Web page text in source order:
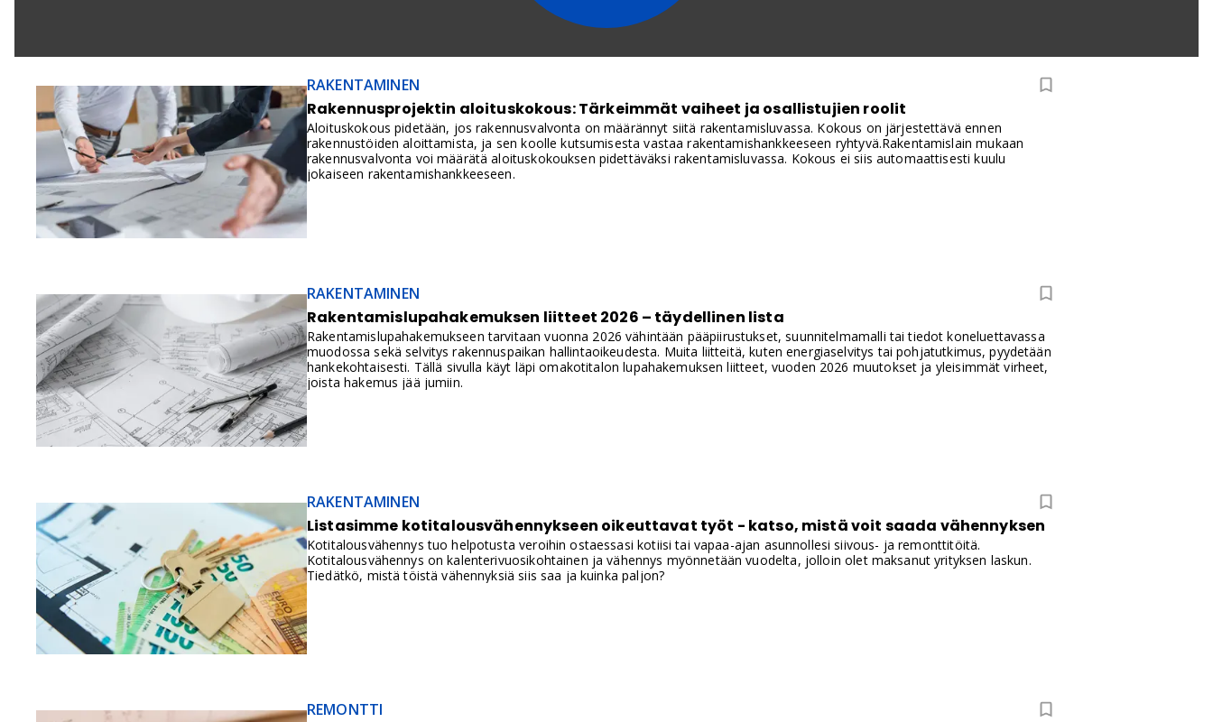
RAKENTAMINEN
Rakennusprojektin aloituskokous: Tärkeimmät vaiheet ja osallistujien roolit
Aloituskokous pidetään, jos rakennusvalvonta on määrännyt siitä rakentamisluvassa. Kokous on järjestettävä ennen
rakennustöiden aloittamista, ja sen koolle kutsumisesta vastaa rakentamishankkeeseen ryhtyvä.Rakentamislain mukaan
rakennusvalvonta voi määrätä aloituskokouksen pidettäväksi rakentamisluvassa. Kokous ei siis automaattisesti kuulu
jokaiseen rakentamishankkeeseen.
RAKENTAMINEN
Rakentamislupahakemuksen liitteet 2026 – täydellinen lista
Rakentamislupahakemukseen tarvitaan vuonna 2026 vähintään pääpiirustukset, suunnitelmamalli tai tiedot koneluettavassa
muodossa sekä selvitys rakennuspaikan hallintaoikeudesta. Muita liitteitä, kuten energiaselvitys tai pohjatutkimus, pyydetään
hankekohtaisesti. Tällä sivulla käyt läpi omakotitalon lupahakemuksen liitteet, vuoden 2026 muutokset ja yleisimmät virheet,
joista hakemus jää jumiin.
RAKENTAMINEN
Listasimme kotitalousvähennykseen oikeuttavat työt - katso, mistä voit saada vähennyksen
Kotitalousvähennys tuo helpotusta veroihin ostaessasi kotiisi tai vapaa-ajan asunnollesi siivous- ja remonttitöitä.
Kotitalousvähennys on kalenterivuosikohtainen ja vähennys myönnetään vuodelta, jolloin olet maksanut yrityksen laskun.
Tiedätkö, mistä töistä vähennyksiä siis saa ja kuinka paljon?
REMONTTI